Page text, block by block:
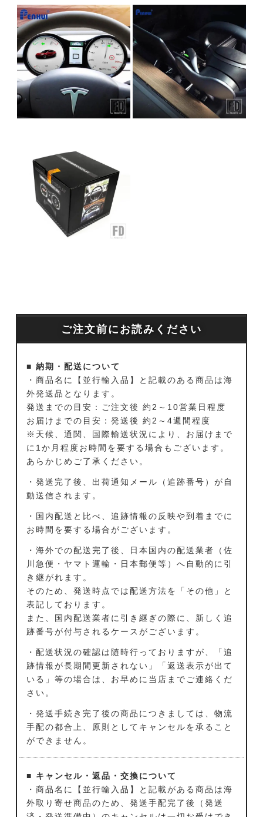
ご注文前にお読みください
■ 納期・配送について
・商品名に【並行輸入品】と記載のある商品は海
外発送品となります。
発送までの目安：ご注文後 約2～10営業日程度
お届けまでの目安：発送後 約2～4週間程度
※天候、通関、国際輸送状況により、お届けまで
に1か月程度お時間を要する場合もございます。
あらかじめご了承ください。
・発送完了後、出荷通知メール（追跡番号）が自
動送信されます。
・国内配送と比べ、追跡情報の反映や到着までに
お時間を要する場合がございます。
・海外での配送完了後、日本国内の配送業者（佐
川急便・ヤマト運輸・日本郵便等）へ自動的に引
き継がれます。
そのため、発送時点では配送方法を「その他」と
表記しております。
また、国内配送業者に引き継ぎの際に、新しく追
跡番号が付与されるケースがございます。
・配送状況の確認は随時行っておりますが、「追
跡情報が長期間更新されない」「返送表示が出て
いる」等の場合は、お早めに当店までご連絡くだ
さい。
・発送手続き完了後の商品につきましては、物流
手配の都合上、原則としてキャンセルを承ること
ができません。
■ キャンセル・返品・交換について
・商品名に【並行輸入品】と記載がある商品は海
外取り寄せ商品のため、発送手配完了後（発送